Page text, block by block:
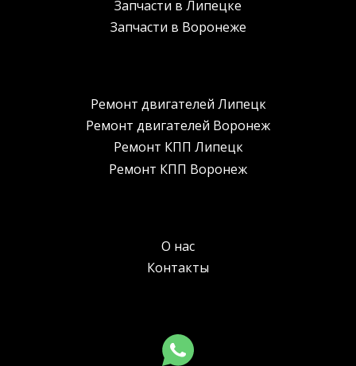
Запчасти в Липецке
Запчасти в Воронеже
Ремонт двигателей Липецк
Ремонт двигателей Воронеж
Ремонт КПП Липецк
Ремонт КПП Воронеж
О нас
Контакты